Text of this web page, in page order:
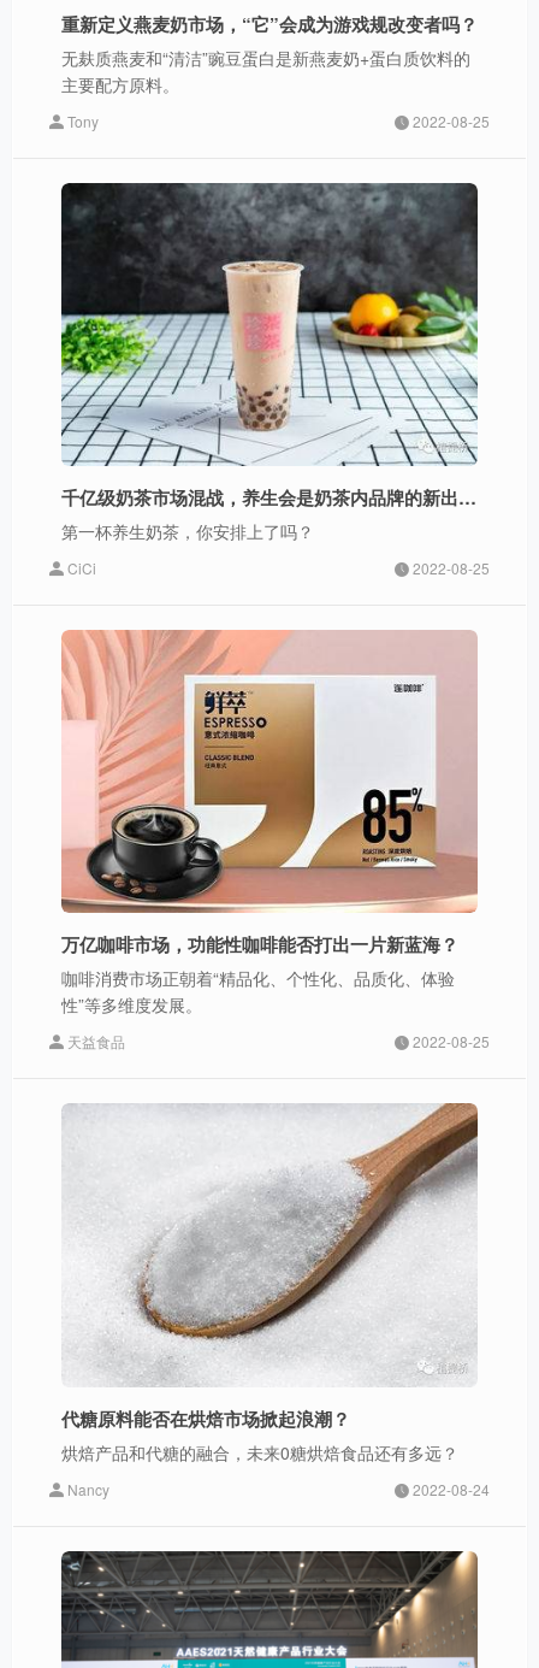
重新定义燕麦奶市场，“它”会成为游戏规改变者吗？
无麸质燕麦和“清洁”豌豆蛋白是新燕麦奶+蛋白质饮料的
主要配方原料。
Tony 2022-08-25
千亿级奶茶市场混战，养生会是奶茶内品牌的新出路吗？
第一杯养生奶茶，你安排上了吗？
CiCi 2022-08-25
万亿咖啡市场，功能性咖啡能否打出一片新蓝海？
咖啡消费市场正朝着“精品化、个性化、品质化、体验
性”等多维度发展。
天益食品 2022-08-25
代糖原料能否在烘焙市场掀起浪潮？
烘焙产品和代糖的融合，未来0糖烘焙食品还有多远？
Nancy 2022-08-24